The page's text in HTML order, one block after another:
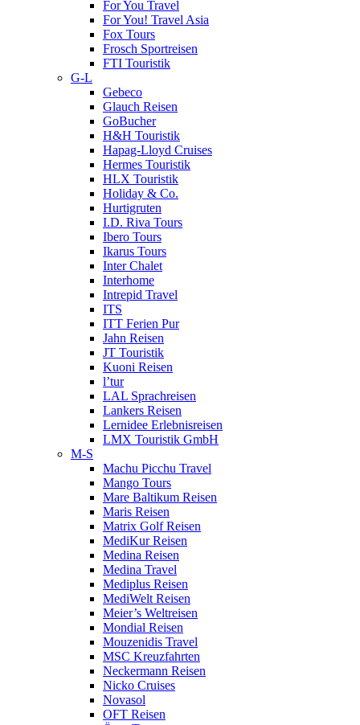
For You Travel
For You! Travel Asia
Fox Tours
Frosch Sportreisen
FTI Touristik
G-L
Gebeco
Glauch Reisen
GoBucher
H&H Touristik
Hapag-Lloyd Cruises
Hermes Touristik
HLX Touristik
Holiday & Co.
Hurtigruten
I.D. Riva Tours
Ibero Tours
Ikarus Tours
Inter Chalet
Interhome
Intrepid Travel
ITS
ITT Ferien Pur
Jahn Reisen
JT Touristik
Kuoni Reisen
l’tur
LAL Sprachreisen
Lankers Reisen
Lernidee Erlebnisreisen
LMX Touristik GmbH
M-S
Machu Picchu Travel
Mango Tours
Mare Baltikum Reisen
Maris Reisen
Matrix Golf Reisen
MediKur Reisen
Medina Reisen
Medina Travel
Mediplus Reisen
MediWelt Reisen
Meier’s Weltreisen
Mondial Reisen
Mouzenidis Travel
MSC Kreuzfahrten
Neckermann Reisen
Nicko Cruises
Novasol
OFT Reisen